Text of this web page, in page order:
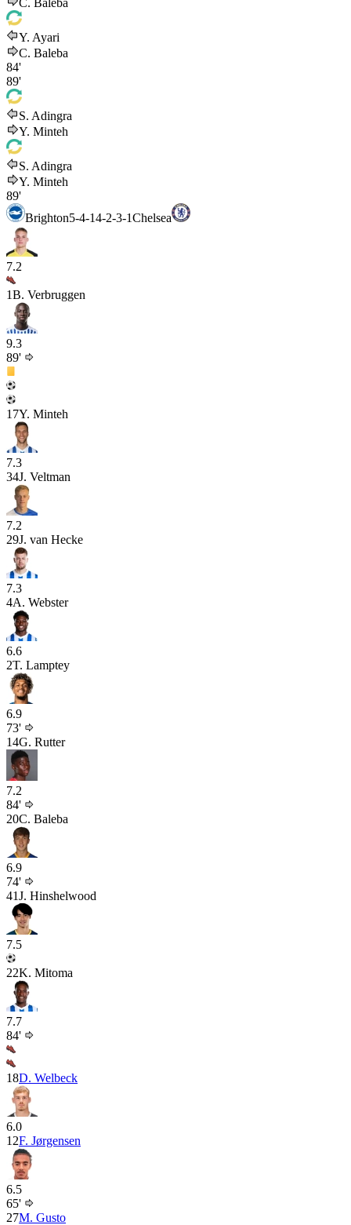
C. Baleba
Y. Ayari
C. Baleba
84'
89'
S. Adingra
Y. Minteh
S. Adingra
Y. Minteh
89'
Brighton5-4-14-2-3-1Chelsea
7.2
1B. Verbruggen
9.3
89'
17Y. Minteh
7.3
34J. Veltman
7.2
29J. van Hecke
7.3
4A. Webster
6.6
2T. Lamptey
6.9
73'
14G. Rutter
7.2
84'
20C. Baleba
6.9
74'
41J. Hinshelwood
7.5
22K. Mitoma
7.7
84'
18D. Welbeck
6.0
12F. Jørgensen
6.5
65'
27M. Gusto